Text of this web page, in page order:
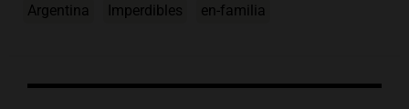
Argentina Imperdibles en-familia